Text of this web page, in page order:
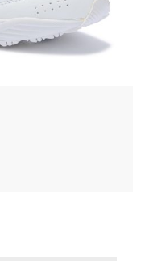
og menn.
lar
forsterket …